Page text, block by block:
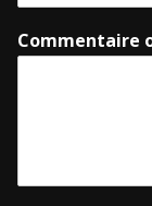
Commentaire